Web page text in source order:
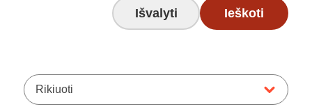
Išvalyti Ieškoti
Rikiuoti